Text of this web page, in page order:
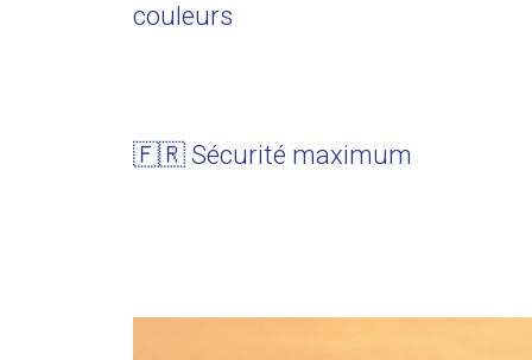
couleurs
🇫🇷 Sécurité maximum